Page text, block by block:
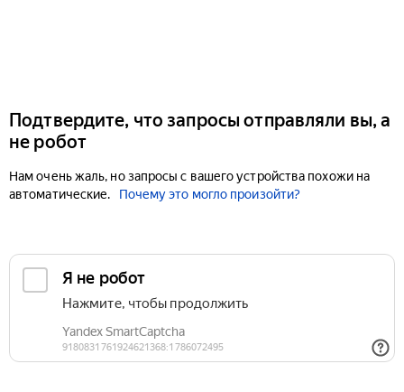
Подтвердите, что запросы отправляли вы, а
не робот
Нам очень жаль, но запросы с вашего устройства похожи на
автоматические.
Почему это могло произойти?